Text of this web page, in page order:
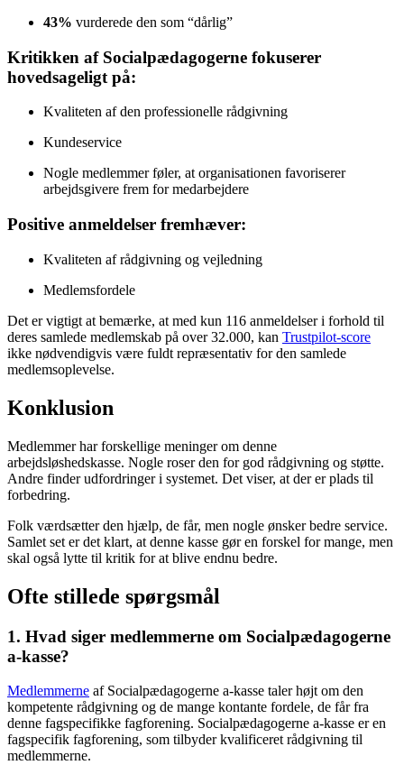
43% vurderede den som “dårlig”
Kritikken af Socialpædagogerne fokuserer
hovedsageligt på:
Kvaliteten af den professionelle rådgivning
Kundeservice
Nogle medlemmer føler, at organisationen favoriserer
arbejdsgivere frem for medarbejdere
Positive anmeldelser fremhæver:
Kvaliteten af rådgivning og vejledning
Medlemsfordele
Det er vigtigt at bemærke, at med kun 116 anmeldelser i forhold til
deres samlede medlemskab på over 32.000, kan Trustpilot-score
ikke nødvendigvis være fuldt repræsentativ for den samlede
medlemsoplevelse.
Konklusion
Medlemmer har forskellige meninger om denne
arbejdsløshedskasse. Nogle roser den for god rådgivning og støtte.
Andre finder udfordringer i systemet. Det viser, at der er plads til
forbedring.
Folk værdsætter den hjælp, de får, men nogle ønsker bedre service.
Samlet set er det klart, at denne kasse gør en forskel for mange, men
skal også lytte til kritik for at blive endnu bedre.
Ofte stillede spørgsmål
1. Hvad siger medlemmerne om Socialpædagogerne
a-kasse?
Medlemmerne af Socialpædagogerne a-kasse taler højt om den
kompetente rådgivning og de mange kontante fordele, de får fra
denne fagspecifikke fagforening. Socialpædagogerne a-kasse er en
fagspecifik fagforening, som tilbyder kvalificeret rådgivning til
medlemmerne.